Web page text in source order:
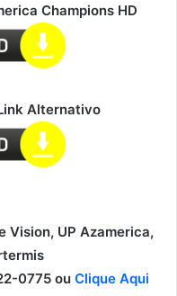
Champions HD
Alternativo
Vision, UP Azamerica,
0775 ou Clique Aqui